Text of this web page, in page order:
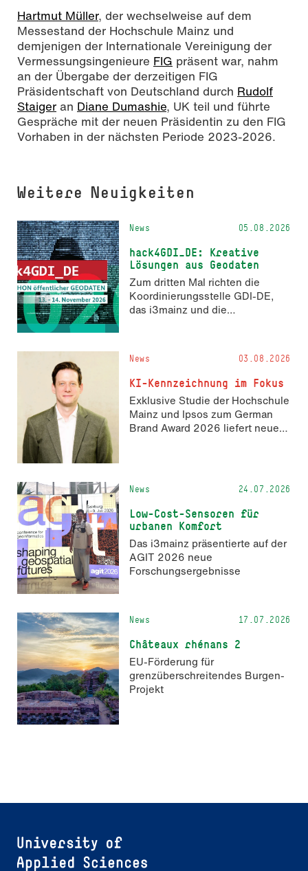
Hartmut Müller, der wechselweise auf dem
Messestand der Hochschule Mainz und
demjenigen der Internationale Vereinigung der
Vermessungsingenieure FIG präsent war, nahm
an der Übergabe der derzeitigen FIG
Präsidentschaft von Deutschland durch Rudolf
Staiger an Diane Dumashie, UK teil und führte
Gespräche mit der neuen Präsidentin zu den FIG
Vorhaben in der nächsten Periode 2023-2026.
Weitere Neuigkeiten
News 05.08.2026
hack4GDI_DE: Kreative
Lösungen aus Geodaten
Zum dritten Mal richten die
Koordinierungsstelle GDI-DE,
das i3mainz und die
Hackathon hack4GDI_DE an der
Hochschule Mainz aus. Die
Anmeldung ist geöffnet und bis
zum 2. Oktober 2026 möglich.
News 03.08.2026
KI-Kennzeichnung im Fokus
Exklusive Studie der Hochschule
Mainz und Ipsos zum German
Brand Award 2026 liefert neue
News 24.07.2026
Low-Cost-Sensoren für
urbanen Komfort
Das i3mainz präsentierte auf der
AGIT 2026 neue
Forschungsergebnisse
News 17.07.2026
Châteaux rhénans 2
EU-Förderung für
grenzüberschreitendes Burgen-
Projekt